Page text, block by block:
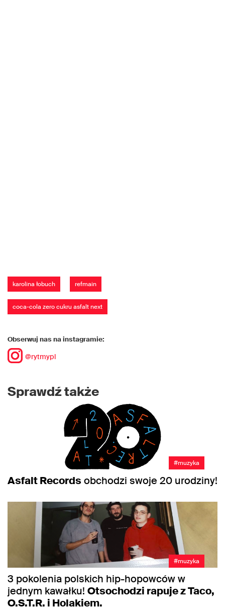
karolina łobuch refmain
coca-cola zero cukru asfalt next
Obserwuj nas na instagramie:
@rytmypl
Sprawdź także
#muzyka
Asfalt Records obchodzi swoje 20 urodziny!
#muzyka
3 pokolenia polskich hip-hopowców w
jednym kawałku! Otsochodzi rapuje z Taco,
O.S.T.R. i Holakiem.